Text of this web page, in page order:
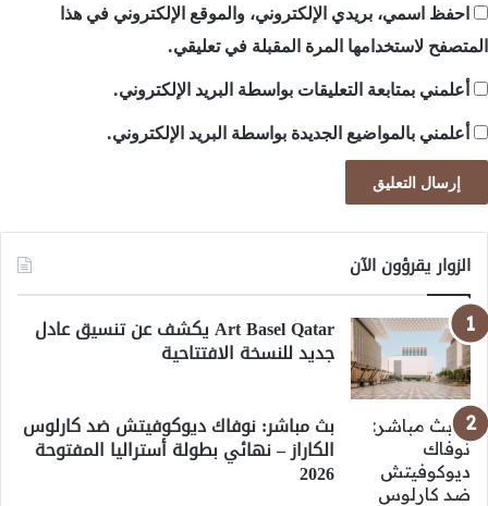
احفظ اسمي، بريدي الإلكتروني، والموقع الإلكتروني في هذا
المتصفح لاستخدامها المرة المقبلة في تعليقي.
أعلمني بمتابعة التعليقات بواسطة البريد الإلكتروني.
أعلمني بالمواضيع الجديدة بواسطة البريد الإلكتروني.
الزوار يقرؤون الآن
Art Basel Qatar يكشف عن تنسيق عادل
جديد للنسخة الافتتاحية
بث مباشر: نوفاك ديوكوفيتش ضد كارلوس
الكاراز – نهائي بطولة أستراليا المفتوحة
2026